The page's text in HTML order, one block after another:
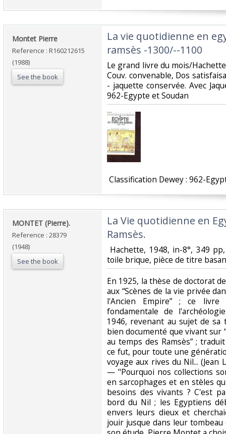
‎Montet Pierre‎
Reference : R160212615
(1988)
See the book
‎La vie quotidienne en
ramsès -1300/--1100‎
‎Le grand livre du mois/
Couv. convenable, Dos
- jaquette conservée. Avec
962-Egypte et Soudan‎
Classification Dewey : 962-
‎MONTET (Pierre).‎
Reference : 28379
(1948)
See the book
‎La Vie quotidienne en
Ramsès.‎
Hachette, 1948, in-8°, 349
toile brique, pièce de titre
‎En 1925, la thèse de doctorat
aux “Scènes de la vie privée
l'Ancien Empire” ; ce livre
fondamentale de
1946, revenant au sujet de
bien documenté que vivant sur
au temps des Ramsès” ;
ce fut, pour toute une
voyage aux rives du Nil... (Jean
— "Pourquoi nos collections
en sarcophages et en stèles
besoins des vivants ? C'est
bord du Nil ; les Egyptiens
envers leurs dieux et
jouir jusque dans leur